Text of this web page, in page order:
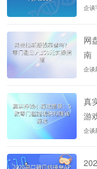
企谈
网
南
企谈
真
游
企谈